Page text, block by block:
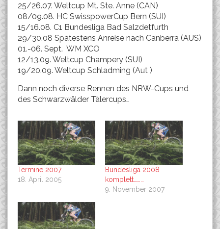
25/26.07. Weltcup Mt. Ste. Anne (CAN)
08/09.08. HC SwisspowerCup Bern (SUI)
15/16.08. C1 Bundesliga Bad Salzdetfurth
29/30.08 Spätestens Anreise nach Canberra (AUS)
01.-06. Sept. WM XCO
12/13.09. Weltcup Champery (SUI)
19/20.09. Weltcup Schladming (Aut )
Dann noch diverse Rennen des NRW-Cups und
des Schwarzwälder Tälercups…
Termine 2007
18. April 2005
Bundesliga 2008
komplett………
9. November 2007